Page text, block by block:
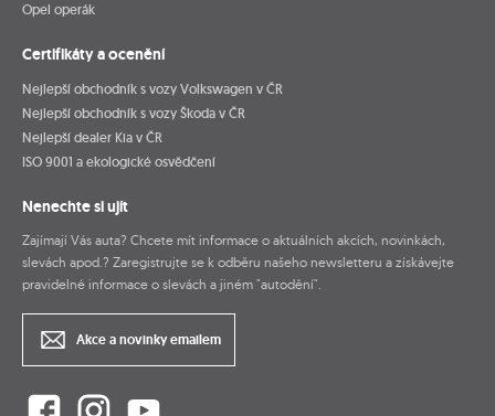
Opel operák
Certifikáty a ocenění
Nejlepší obchodník s vozy Volkswagen v ČR
Nejlepší obchodník s vozy Škoda v ČR
Nejlepší dealer Kia v ČR
ISO 9001 a ekologické osvědčení
Nenechte si ujít
Zajímají Vás auta? Chcete mít informace o aktuálních akcích, novinkách,
slevách apod.? Zaregistrujte se k odběru našeho newsletteru a získávejte
pravidelné informace o slevách a jiném "autodění".
Akce a novinky emailem